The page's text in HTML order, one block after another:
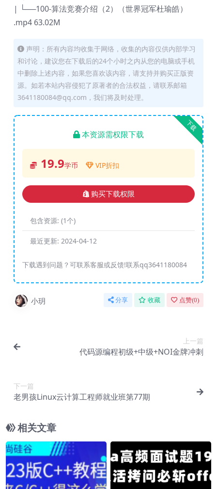
| └──100-算法竞赛介绍（2）（世界冠军杜瑜皓）
.mp4 63.02M
声明：所有内容均收集于网络，收集的内容仅供内部学习
和讨论，建议您在下载后的24个小时之内从您的电脑或手机
中删除上述内容，如果您喜欢该内容，请支持并购买正版资
源。如若本站内容侵犯了原著者的合法权益，请联系邮箱
3641180084@qq.com，我们将及时处理。
下载
本资源需权限下载
19.9学币 VIP折扣
购买下载权限
包含资源: (1个)
最近更新: 2024-04-12
下载遇到问题？可联系客服或反馈!联系qq3641180084
小玥 分享 收藏 点赞(0)
上一篇
代码源编程初级+中级+NOI金牌冲刺
下一篇
老男孩Linux云计算工程师就业班第77期
相关文章